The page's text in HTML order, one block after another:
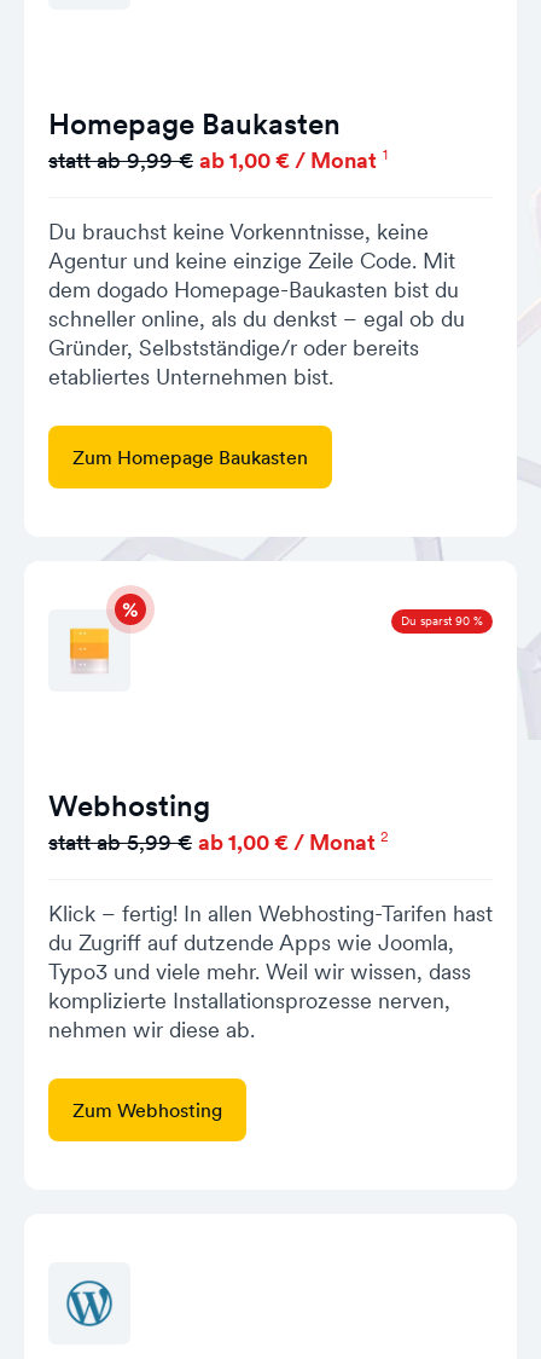
Homepage Baukasten
statt ab 9,99 € ab 1,00 € / Monat 1
Du brauchst keine Vorkenntnisse, keine
Agentur und keine einzige Zeile Code. Mit
dem dogado Homepage-Baukasten bist du
schneller online, als du denkst – egal ob du
Gründer, Selbstständige/r oder bereits
etabliertes Unternehmen bist.
Zum Homepage Baukasten
Du sparst 90 %
Webhosting
statt ab 5,99 € ab 1,00 € / Monat 2
Klick – fertig! In allen Webhosting-Tarifen hast
du Zugriff auf dutzende Apps wie Joomla,
Typo3 und viele mehr. Weil wir wissen, dass
komplizierte Installationsprozesse nerven,
nehmen wir diese ab.
Zum Webhosting